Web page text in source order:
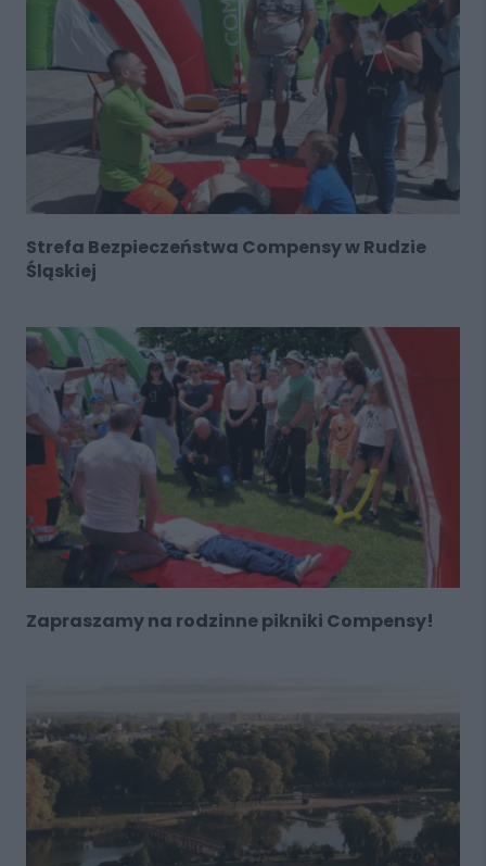
Strefa Bezpieczeństwa Compensy w Rudzie
Śląskiej
Zapraszamy na rodzinne pikniki Compensy!